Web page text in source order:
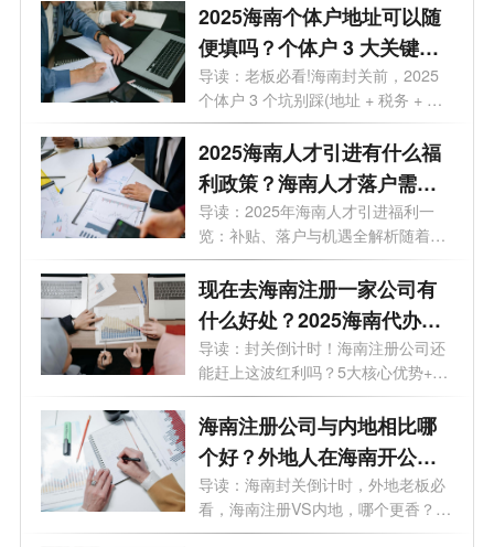
2025海南个体户地址可以随
便填吗？个体户 3 大关键问
题不搞懂别注册
导读：老板必看!海南封关前，2025
个体户 3 个坑别踩(地址 + 税务 + 代
办费全...
2025海南人才引进有什么福
利政策？海南人才落户需要
什么条件？
导读：2025年海南人才引进福利一
览：补贴、落户与机遇全解析随着
《百万人...
现在去海南注册一家公司有
什么好处？2025海南代办公
司注册哪家好？
导读：封关倒计时！海南注册公司还
能赶上这波红利吗？5大核心优势+避
坑指...
海南注册公司与内地相比哪
个好？外地人在海南开公司
需要多少钱？
导读：海南封关倒计时，外地老板必
看，海南注册VS内地，哪个更香？
2025外地...